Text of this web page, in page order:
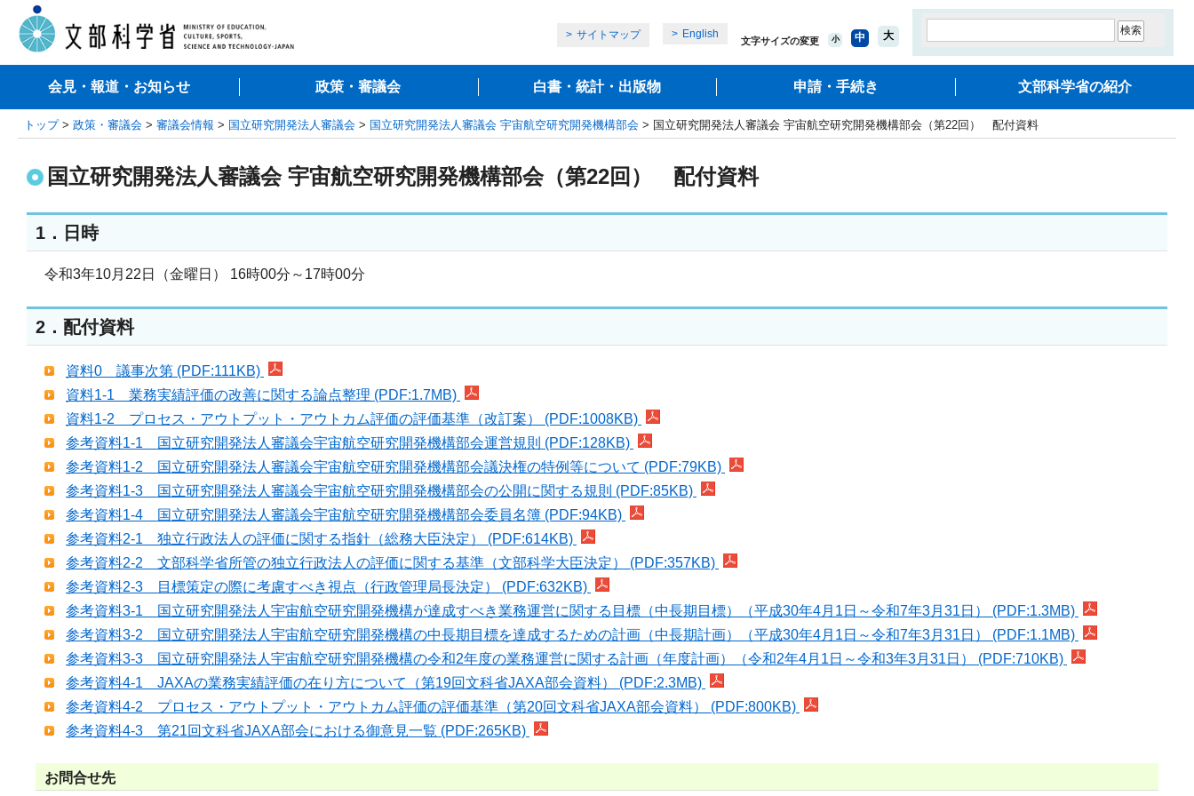
サイトマップ English
文字サイズの変更 小 中 大
会見・報道・お知らせ 政策・審議会 白書・統計・出版物 申請・手続き 文部科学省の紹介
トップ> 政策・審議会 > 審議会情報 > 国立研究開発法人審議会 > 国立研究開発法人審議会 宇宙航空研究開発機構部会 > 国立研究開発法人審議会 宇宙航空研究開発機構部会（第22回） 配付資料
国立研究開発法人審議会 宇宙航空研究開発機構部会（第22回） 配付資料
1．日時
令和3年10月22日（金曜日） 16時00分～17時00分
2．配付資料
資料0 議事次第 (PDF:111KB)
資料1-1 業務実績評価の改善に関する論点整理 (PDF:1.7MB)
資料1-2 プロセス・アウトプット・アウトカム評価の評価基準（改訂案） (PDF:1008KB)
参考資料1-1 国立研究開発法人審議会宇宙航空研究開発機構部会運営規則 (PDF:128KB)
参考資料1-2 国立研究開発法人審議会宇宙航空研究開発機構部会議決権の特例等について (PDF:79KB)
参考資料1-3 国立研究開発法人審議会宇宙航空研究開発機構部会の公開に関する規則 (PDF:85KB)
参考資料1-4 国立研究開発法人審議会宇宙航空研究開発機構部会委員名簿 (PDF:94KB)
参考資料2-1 独立行政法人の評価に関する指針（総務大臣決定） (PDF:614KB)
参考資料2-2 文部科学省所管の独立行政法人の評価に関する基準（文部科学大臣決定） (PDF:357KB)
参考資料2-3 目標策定の際に考慮すべき視点（行政管理局長決定） (PDF:632KB)
参考資料3-1 国立研究開発法人宇宙航空研究開発機構が達成すべき業務運営に関する目標（中長期目標）（平成30年4月1日～令和7年3月31日） (PDF:1.3MB)
参考資料3-2 国立研究開発法人宇宙航空研究開発機構の中長期目標を達成するための計画（中長期計画）（平成30年4月1日～令和7年3月31日） (PDF:1.1MB)
参考資料3-3 国立研究開発法人宇宙航空研究開発機構の令和2年度の業務運営に関する計画（年度計画）（令和2年4月1日～令和3年3月31日） (PDF:710KB)
参考資料4-1 JAXAの業務実績評価の在り方について（第19回文科省JAXA部会資料） (PDF:2.3MB)
参考資料4-2 プロセス・アウトプット・アウトカム評価の評価基準（第20回文科省JAXA部会資料） (PDF:800KB)
参考資料4-3 第21回文科省JAXA部会における御意見一覧 (PDF:265KB)
お問合せ先